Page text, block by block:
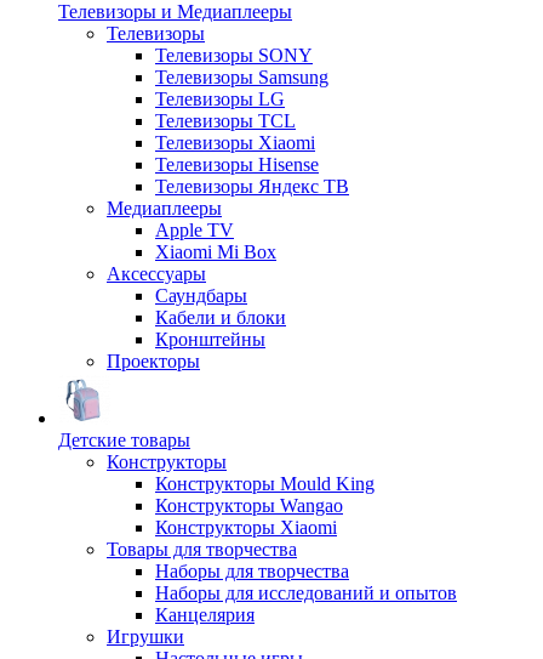
Телевизоры и Медиаплееры
Телевизоры
Телевизоры SONY
Телевизоры Samsung
Телевизоры LG
Телевизоры TCL
Телевизоры Xiaomi
Телевизоры Hisense
Телевизоры Яндекс ТВ
Медиаплееры
Apple TV
Xiaomi Mi Box
Аксессуары
Саундбары
Кабели и блоки
Кронштейны
Проекторы
Детские товары
Конструкторы
Конструкторы Mould King
Конструкторы Wangao
Конструкторы Xiaomi
Товары для творчества
Наборы для творчества
Наборы для исследований и опытов
Канцелярия
Игрушки